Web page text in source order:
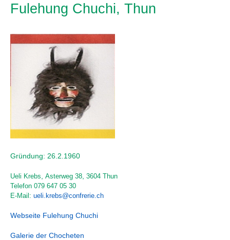
Fulehung Chuchi, Thun
Gründung: 26.2.1960
Ueli Krebs Asterweg 38 3604 Thun
Telefon 079 647 05 30
E-Mail: ueli.krebs@confrerie.ch
Webseite Fulehung Chuchi
Galerie der Chocheten